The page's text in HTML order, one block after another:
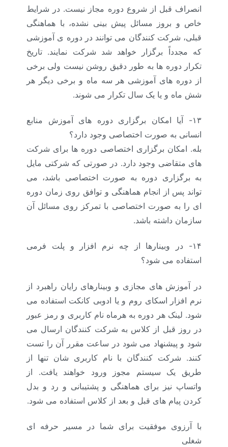
انصراف قبل از شروع دوره مجاز نیست. در شرایط
خاص و بروز مسائل پیش بینی نشده، با هماهنگی
قبلی، شرکت کنندگان می توانند در دوره ی آموزشی
که مجدداً برگزار خواهد شد شرکت نمایند. تاریخ
تکرار دوره ها به طور دقیق روشن نیست ولی برخی
از دوره های آموزشی هر سه ماه و برخی دیگر هر
شش ماه و یا یک سال تکرار می شوند.
۱۳- آیا امکان برگزاری دوره های آموزش منابع
انسانی به صورت اختصاصی وجود دارد؟
بله. امکان برگزاری اختصاصی دوره ها برای شرکت
های متقاضی وجود دارد. در صورتی که شرکتی مایل
به برگزاری دوره به صورت اختصاصی باشد، می
تواند پس از انجام هماهنگی و توافق روی زمان دوره
ای را به صورت اختصاصی با تمرکز روی مسائل آن
سازمان داشته باشد.
۱۴- در وبینارها از چه نرم افزار و پلت فرمی
استفاده می شود؟
در آموزش های مجازی و وبینارهای رایان راهبرد از
نرم افزار اسکای روم و یا ادوبی کانکت استفاده می
شود. لینک هر دوره به هرماه نام کاربری و رمز عبور
در روز قبل از کلاس به شرکت کنندگان ارسال می
شود و پیشنهاد می شود در ساعت مقرر آن را تست
کنند. شرکت کنندگان با نام کاربری شان تنها از
طریق یک سیستم مجوز ورود خواهند یافت. از
واتساپ نیز برای هماهنگی و پشتیبانی و رد و بدل
کردن پیام های قبل و بعد از کلاس استفاده می شود.
با آرزوی موفقیت برای شما در مسیر حرفه ای
شغلی